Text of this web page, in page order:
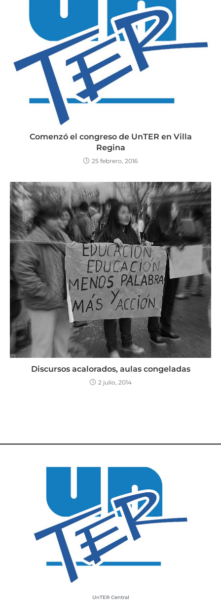
Comenzó el congreso de UnTER en Villa
Regina
25 febrero, 2016
Discursos acalorados, aulas congeladas
2 julio, 2014
UnTER Central